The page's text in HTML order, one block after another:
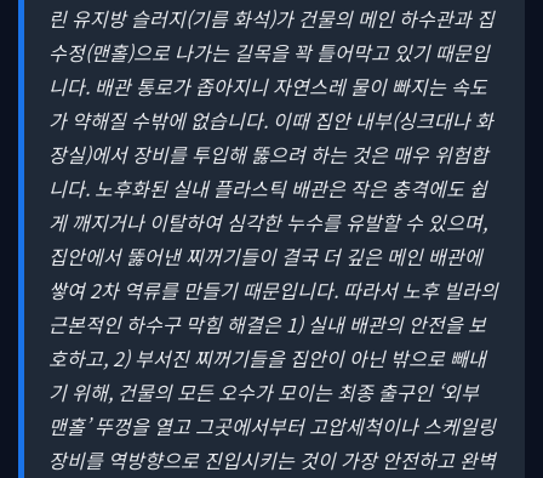
린 유지방 슬러지(기름 화석)가 건물의 메인 하수관과 집
수정(맨홀)으로 나가는 길목을 꽉 틀어막고 있기 때문입
니다. 배관 통로가 좁아지니 자연스레 물이 빠지는 속도
가 약해질 수밖에 없습니다. 이때 집안 내부(싱크대나 화
장실)에서 장비를 투입해 뚫으려 하는 것은 매우 위험합
니다. 노후화된 실내 플라스틱 배관은 작은 충격에도 쉽
게 깨지거나 이탈하여 심각한 누수를 유발할 수 있으며,
집안에서 뚫어낸 찌꺼기들이 결국 더 깊은 메인 배관에
쌓여 2차 역류를 만들기 때문입니다. 따라서 노후 빌라의
근본적인 하수구 막힘 해결은 1) 실내 배관의 안전을 보
호하고, 2) 부서진 찌꺼기들을 집안이 아닌 밖으로 빼내
기 위해, 건물의 모든 오수가 모이는 최종 출구인 ‘외부
맨홀’ 뚜껑을 열고 그곳에서부터 고압세척이나 스케일링
장비를 역방향으로 진입시키는 것이 가장 안전하고 완벽